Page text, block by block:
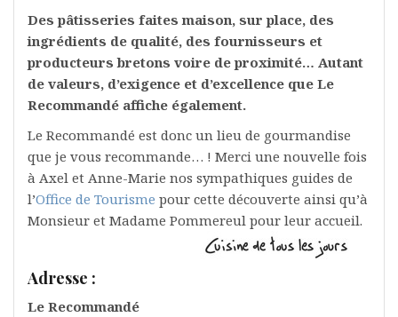
Des pâtisseries faites maison, sur place, des
ingrédients de qualité, des fournisseurs et
producteurs bretons voire de proximité… Autant
de valeurs, d’exigence et d’excellence que Le
Recommandé affiche également.
Le Recommandé est donc un lieu de gourmandise
que je vous recommande… ! Merci une nouvelle fois
à Axel et Anne-Marie nos sympathiques guides de
l’Office de Tourisme pour cette découverte ainsi qu’à
Monsieur et Madame Pommereul pour leur accueil.
Adresse :
Le Recommandé